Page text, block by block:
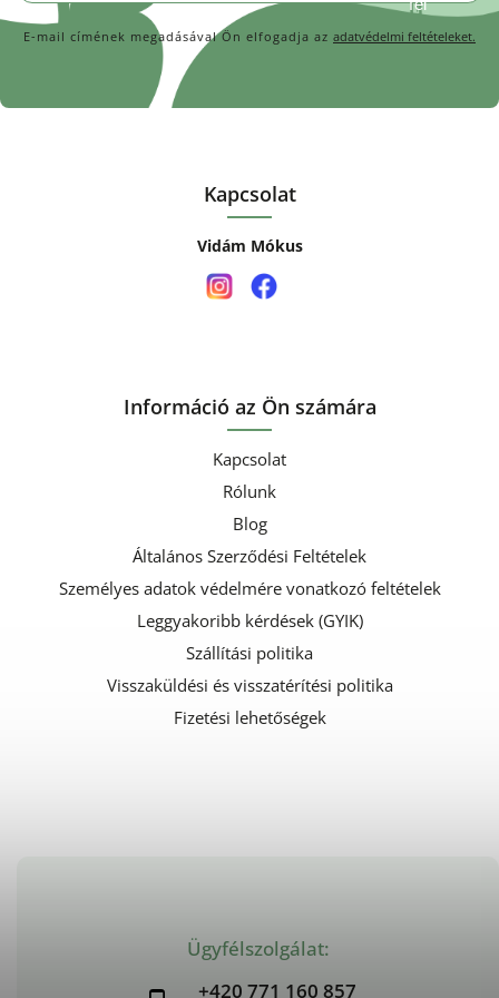
Ügyfélszolgálat:
+420 771 160 857
Kapcsolat
Vidám Mókus
Információ az Ön számára
Kapcsolat
Rólunk
Blog
Általános Szerződési Feltételek
Személyes adatok védelmére vonatkozó feltételek
Leggyakoribb kérdések (GYIK)
Szállítási politika
Visszaküldési és visszatérítési politika
Fizetési lehetőségek
E-mail címének megadásával Ön elfogadja az adatvédelmi feltételeket.